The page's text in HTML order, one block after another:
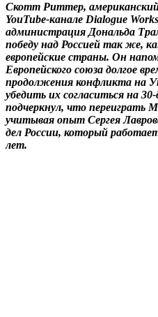
Скотт Риттер, американский
YouTube-канале Dialogue
администрация Дональда
победу над Россией так же,
европейские страны. Он
Европейского союза долгое
продолжения конфликта на
убедить их согласиться на
подчеркнул, что переиграть
учитывая опыт Сергея
дел России, который
лет.